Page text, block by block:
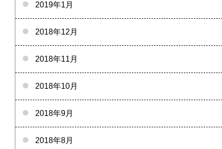
2019年1月
2018年12月
2018年11月
2018年10月
2018年9月
2018年8月